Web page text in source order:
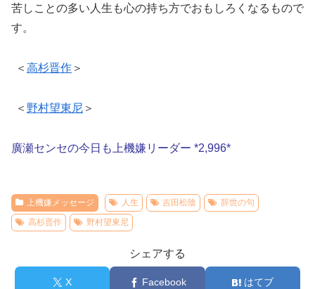
苦しことの多い人生も心の持ち方でおもしろくなるもので
す。
＜ 高杉晋作 ＞
＜ 野村望東尼 ＞
廣瀬センセの今日も上機嫌リーダー *2,996*
上機嫌メッセージ 人生 吉田松陰
辞世の句
高杉晋作
野村望東尼
シェアする
X Facebook はてブ